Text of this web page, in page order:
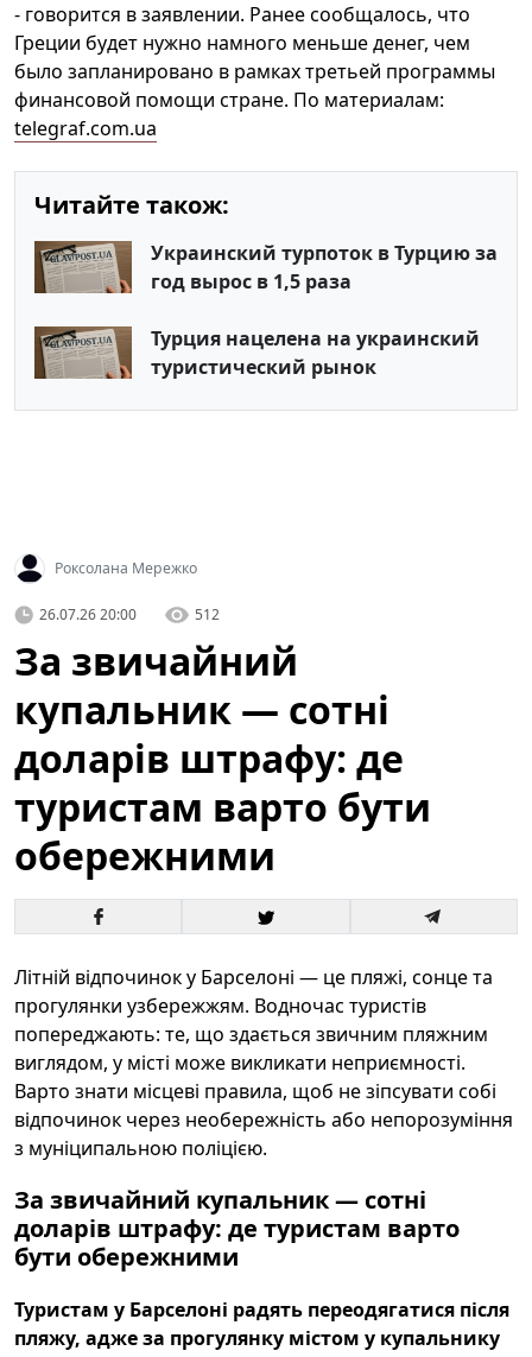
- говорится в заявлении. Ранее сообщалось, что
Греции будет нужно намного меньше денег, чем
было запланировано в рамках третьей программы
финансовой помощи стране. По материалам:
telegraf.com.ua
Читайте також:
Украинский турпоток в Турцию за
год вырос в 1,5 раза
Турция нацелена на украинский
туристический рынок
Роксолана Мережко
26.07.26 20:00 512
За звичайний
купальник — сотні
доларів штрафу: де
туристам варто бути
обережними
Літній відпочинок у Барселоні — це пляжі, сонце та
прогулянки узбережжям. Водночас туристів
попереджають: те, що здається звичним пляжним
виглядом, у місті може викликати неприємності.
Варто знати місцеві правила, щоб не зіпсувати собі
відпочинок через необережність або непорозуміння
з муніципальною поліцією.
За звичайний купальник — сотні
доларів штрафу: де туристам варто
бути обережними
Туристам у Барселоні радять переодягатися після
пляжу, адже за прогулянку містом у купальнику